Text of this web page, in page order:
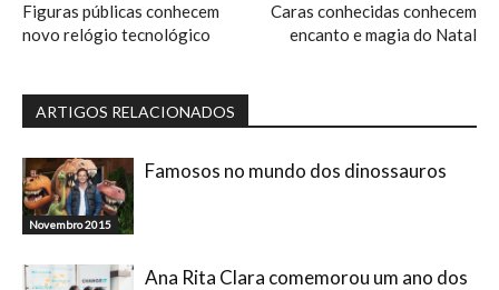
Figuras públicas conhecem
novo relógio tecnológico
Caras conhecidas conhecem
encanto e magia do Natal
ARTIGOS RELACIONADOS
Novembro 2015
Famosos no mundo dos dinossauros
Ana Rita Clara comemorou um ano dos